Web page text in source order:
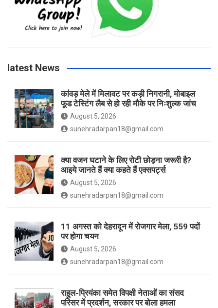
b
o
k
g
a
t
e b
latest News
कांवड़ मेले में मिलावट पर कड़ी निगरानी, मोबाइल
फूड टेस्टिंग लैब से हो रही मौके पर निःशुल्क जांच
August 5, 2026
sunehradarpan18@gmail.com
क्या वजन घटाने के लिए रोटी छोड़ना जरूरी है?
आइये जानते हैं क्या कहते हैं एक्सपर्ट्स
August 5, 2026
sunehradarpan18@gmail.com
11 अगस्त को देहरादून में रोजगार मेला, 559 पदों
पर होगा चयन
August 5, 2026
sunehradarpan18@gmail.com
राहुल-प्रियंका समेत विपक्षी नेताओं का संसद
परिसर में प्रदर्शन, सरकार पर बोला हमला